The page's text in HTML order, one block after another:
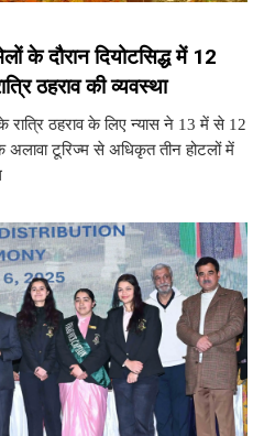
दौरान दियोटसिद्ध में 12
ठहराव की व्यवस्था
रात्रि ठहराव के लिए न्यास ने 13 में से 12
टूरिज्म से अधिकृत तीन होटलों में